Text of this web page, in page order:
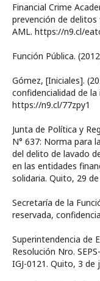
Financial Crime
prevención de
AML. https://n9.cl/
Función Pública.
Gómez, [Iniciales].
confidencialidad de
https://n9.cl/77zpy1
Junta de Política y
N° 637: Norma para
del delito de lavado
en las entidades
solidaria. Quito, 29
Secretaría de la
reservada,
Superintendencia de
Resolución Nro.
IGJ-0121. Quito, 3